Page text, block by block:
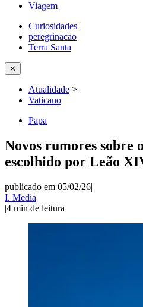
Viagem
Curiosidades
peregrinacao
Terra Santa
✕
Atualidade >
Vaticano
Papa
Novos rumores sobre
escolhido por Leão
publicado em 05/02/26|
I. Media
|4 min de leitura